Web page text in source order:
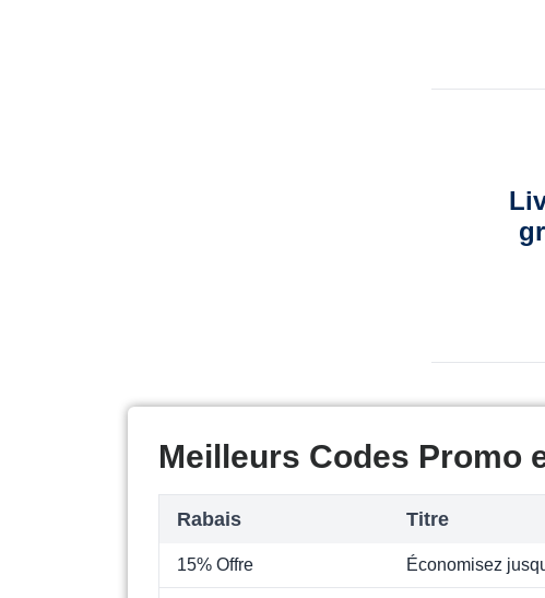
Meilleurs Codes Promo
Rabais Titre
15% Offre Économisez